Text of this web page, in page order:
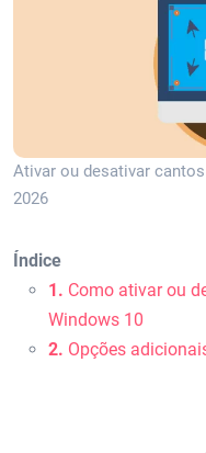
Ativar ou desativar
2026
Índice
1. Como ativar ou
Windows 10
2. Opções